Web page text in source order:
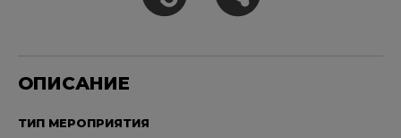
ОПИСАНИЕ
ТИП МЕРОПРИЯТИЯ